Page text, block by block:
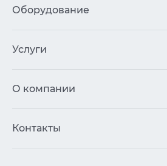
Оборудование
Услуги
О компании
Контакты